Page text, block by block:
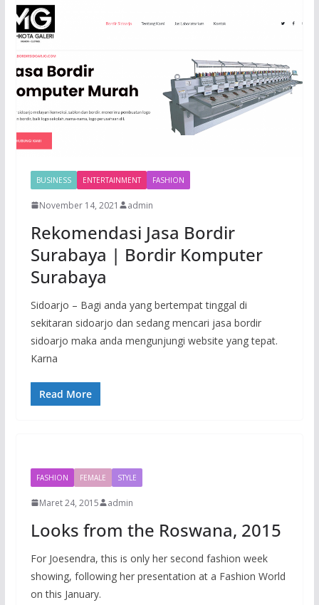
BUSINESS ENTERTAINMENT FASHION
November 14, 2021 admin
Rekomendasi Jasa Bordir
Surabaya | Bordir Komputer
Surabaya
Sidoarjo – Bagi anda yang bertempat tinggal di
sekitaran sidoarjo dan sedang mencari jasa bordir
sidoarjo maka anda mengunjungi website yang tepat.
Karna
Read More
FASHION FEMALE STYLE
Maret 24, 2015 admin
Looks from the Roswana, 2015
For Joesendra, this is only her second fashion week
showing, following her presentation at a Fashion World
on this January.